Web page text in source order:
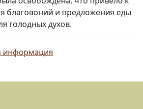
благовоний и предложения еды
голодных духов.
информация